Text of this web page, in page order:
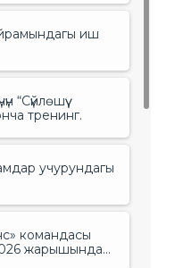
иш
“Сүйлөшүү
тренинг.
учурундагы
командасы
жарышында